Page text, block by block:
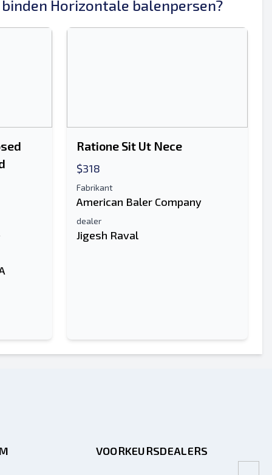
Horizontale balenpersen?
Ratione Sit Ut Nece
$318
Fabrikant
American Baler Company
dealer
Jigesh Raval
VOORKEURSDEALERS